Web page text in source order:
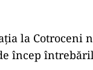
la Cotroceni
încep